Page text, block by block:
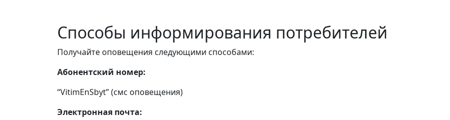
Способы информирования потребителей
Получайте оповещения следующими способами:
Абонентский номер:
“VitimEnSbyt” (смс оповещения)
Электронная почта: